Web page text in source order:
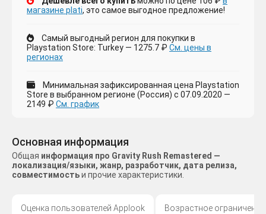
магазине plati, это самое выгодное предложение!
Самый выгодный регион для покупки в
Playstation Store: Turkey — 1275.7 ₽ См. цены в
регионах
Минимальная зафиксированная цена Playstation
Store в выбранном регионе (Россия) с 07.09.2020 —
2149 ₽ См. график
Основная информация
Общая информация про Gravity Rush Remastered —
локализация/языки, жанр, разработчик, дата релиза,
совместимостьи прочие характеристики.
Оценка пользователей Applook
Возрастное ограничение